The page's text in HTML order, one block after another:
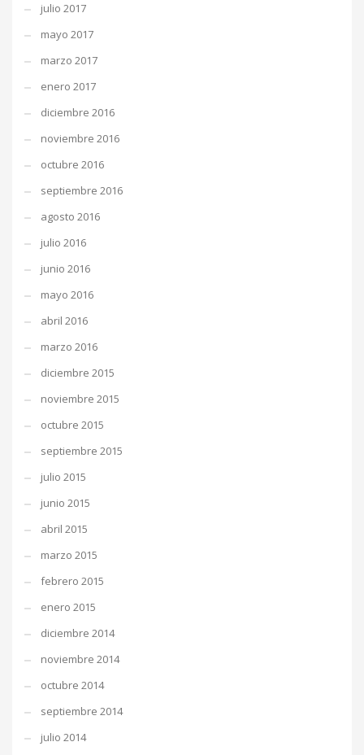
julio 2017
mayo 2017
marzo 2017
enero 2017
diciembre 2016
noviembre 2016
octubre 2016
septiembre 2016
agosto 2016
julio 2016
junio 2016
mayo 2016
abril 2016
marzo 2016
diciembre 2015
noviembre 2015
octubre 2015
septiembre 2015
julio 2015
junio 2015
abril 2015
marzo 2015
febrero 2015
enero 2015
diciembre 2014
noviembre 2014
octubre 2014
septiembre 2014
julio 2014